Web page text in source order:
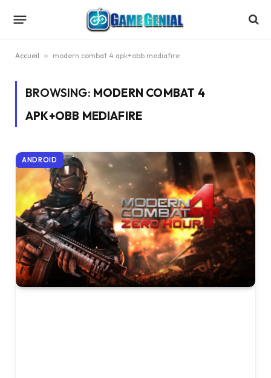
Accueil » modern combat 4 apk+obb mediafıre
BROWSING: MODERN COMBAT 4
APK+OBB MEDIAFIRE
ANDROID